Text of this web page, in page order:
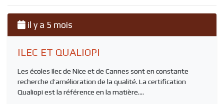
il y a 5 mois
ILEC ET QUALIOPI
Les écoles Ilec de Nice et de Cannes sont en constante
recherche d’amélioration de la qualité. La certification
Qualiopi est la référence en la matière....